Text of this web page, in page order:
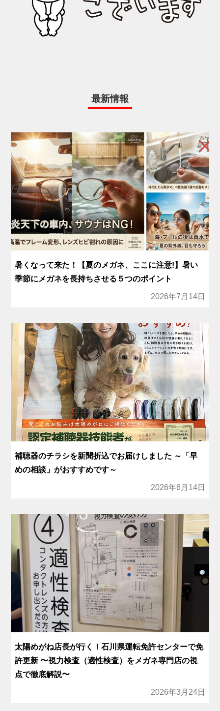
最新情報
暑くなって来た！【夏のメガネ、ここに注意!】暑い
季節にメガネを長持ちさせる５つのポイント
2026年7月14日
補聴器のチラシを新聞折込でお届けしました ～「早
めの相談」がおすすめです～
2026年6月14日
太陽めがね店長が行く！石川県運転免許センターで免
許更新 〜視力検査（適性検査）をメガネ専門店の視
点で徹底解説〜
2026年3月24日